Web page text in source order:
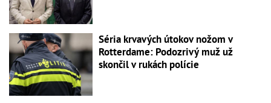
Séria krvavých útokov nožom v
Rotterdame: Podozrivý muž už
skončil v rukách polície